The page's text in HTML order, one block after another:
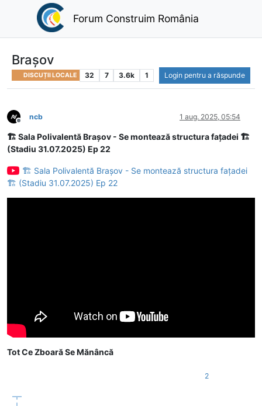
Forum Construim România
Brașov
DISCUȚII LOCALE 32 7 3.6k 1 Login pentru a răspunde
Deconectat
ncb 1 aug. 2025, 05:54
🏗 Sala Polivalentă Brașov - Se montează structura fațadei 🏗
(Stadiu 31.07.2025) Ep 22
🏗 Sala Polivalentă Brașov - Se montează structura fațadei
🏗 (Stadiu 31.07.2025) Ep 22
Tot Ce Zboară Se Mănâncă
2